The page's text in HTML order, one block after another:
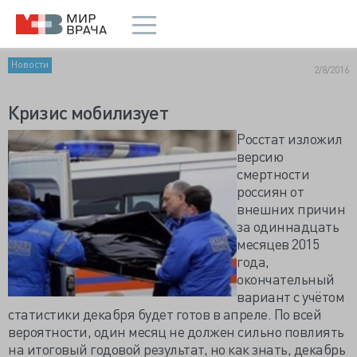
Новости 2/8/2016
Кризис мобилизует
Росстат изложил
версию
смертности
россиян от
внешних причин
за одиннадцать
месяцев 2015
года,
окончательный
вариант с учётом
статистики декабря будет готов в апреле. По всей
вероятности, один месяц не должен сильно повлиять
на итоговый годовой результат, но как знать, декабрь